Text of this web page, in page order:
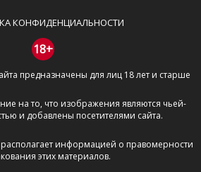
и высказывания,
на разжигание расовой,
и религиозной розни —
модераторов, они кстати
поверьте.
или только заглавными
с других сайтов, нам
ваше мнение.
рекламу!
КОНФИДЕНЦИАЛЬНОСТИ
18+
предназначены для лиц 18 лет и старше
на то, что изображения являются чьей-
и добавлены посетителями сайта.
информацией о правомерности
этих материалов.